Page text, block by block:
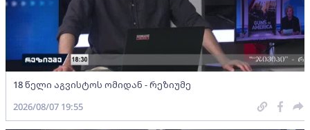
18 წელი აგვისტოს ომიდან - რეზიუმე
2026/08/07 19:55